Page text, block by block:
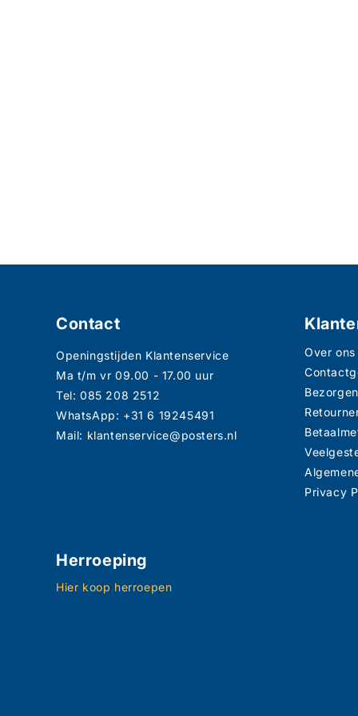
Contact
Openingstijden Klantenservice
Ma t/m vr 09.00 - 17.00 uur
Tel: 085 208 2512
WhatsApp: +31 6 19245491
Mail: klantenservice@posters.nl
Over ons
Bezorgen
Privacy
Herroeping
Hier koop herroepen